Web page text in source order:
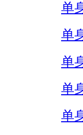
单
单
单
单
单